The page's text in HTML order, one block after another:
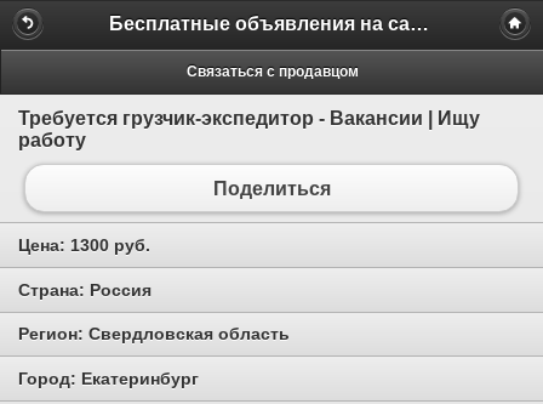
Бесплатные объявления на сайте MILAMO.ru
Связаться с продавцом
Требуется грузчик-экспедитор - Вакансии | Ищу
работу
Поделиться
Цена: 1300 руб.
Страна: Россия
Регион: Свердловская область
Город: Екатеринбург